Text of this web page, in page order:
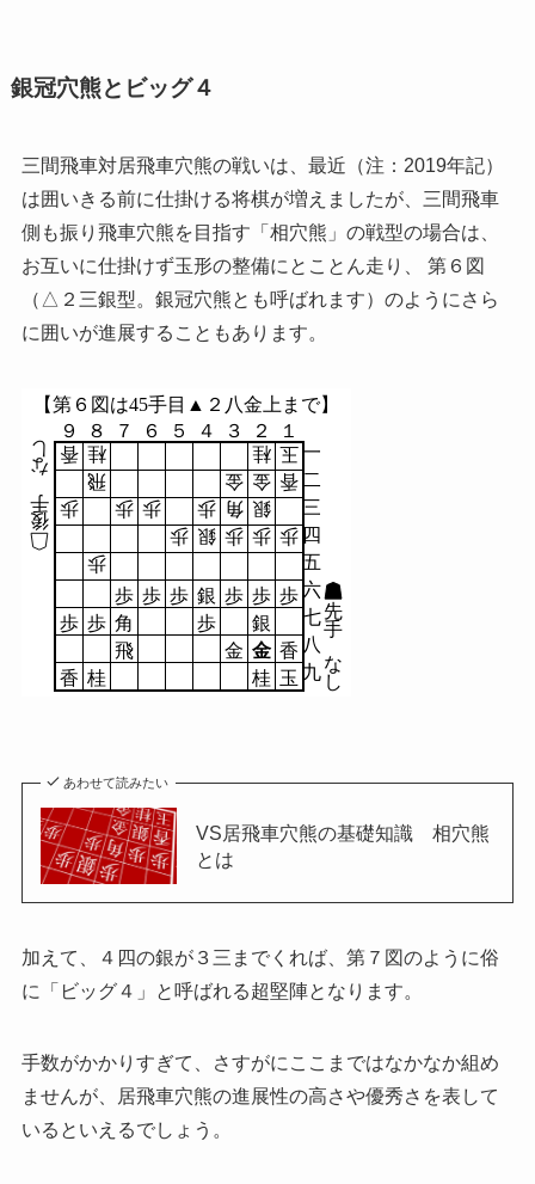
銀冠穴熊とビッグ４
三間飛車対居飛車穴熊の戦いは、最近（注：2019年記）
は囲いきる前に仕掛ける将棋が増えましたが、三間飛車
側も振り飛車穴熊を目指す「相穴熊」の戦型の場合は、
お互いに仕掛けず玉形の整備にとことん走り、 第６図
（△２三銀型。銀冠穴熊とも呼ばれます）のようにさら
に囲いが進展することもあります。
【第６図は45手目▲２八金上まで】
９
一
８
二
７
三
６
四
５
五
４
六
３
七
２
八
１
九
香 桂 桂 玉
飛
金 金 香
歩
歩 歩 歩 角 銀
歩 銀 歩 歩 歩
歩
歩 歩 歩 銀 歩 歩 歩
歩 歩 角 歩
銀
飛
金 金 香
香 桂 桂 玉 し
な
手
先
し
な
手
後
あわせて読みたい
VS居飛車穴熊の基礎知識 相穴熊
とは
加えて、４四の銀が３三までくれば、第７図のように俗
に「ビッグ４」と呼ばれる超堅陣となります。
手数がかかりすぎて、さすがにここまではなかなか組め
ませんが、居飛車穴熊の進展性の高さや優秀さを表して
いるといえるでしょう。